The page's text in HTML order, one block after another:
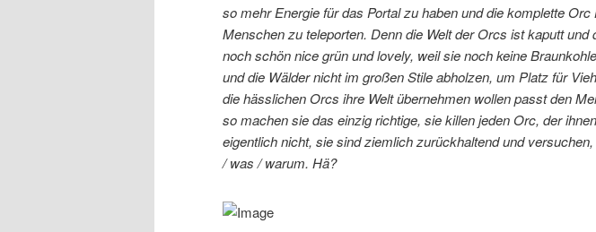
so mehr Energie für das Portal zu haben und die komplette Orc
Menschen zu teleporten. Denn die Welt der Orcs ist kaputt und
noch schön nice grün und lovely, weil sie noch keine
und die Wälder nicht im großen Stile abholzen, um Platz für
die hässlichen Orcs ihre Welt übernehmen wollen passt den
so machen sie das einzig richtige, sie killen jeden Orc, der
eigentlich nicht, sie sind ziemlich zurückhaltend und
/ was / warum. Hä?